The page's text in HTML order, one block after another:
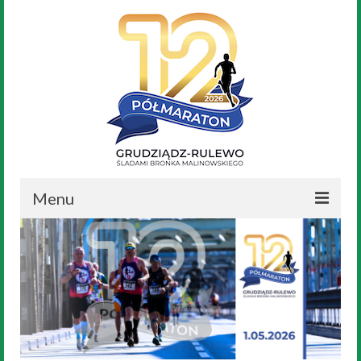
Menu
Aktualności
Nasz Bronek
Regulamin
Trasa Biegu